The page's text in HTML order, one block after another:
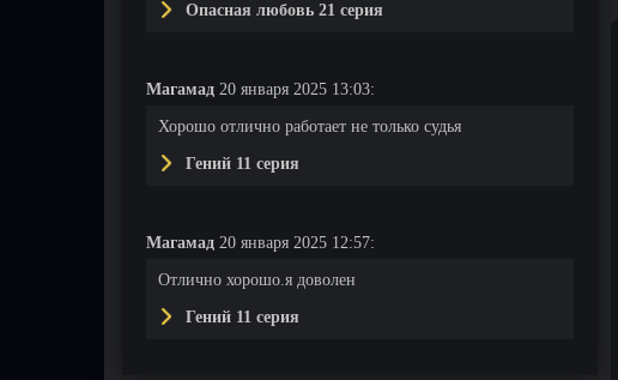
Опасная любовь 21 серия
Магамад 20 января 2025 13:03:
Хорошо отлично работает не только судья
Гений 11 серия
Магамад 20 января 2025 12:57:
Отлично хорошо.я доволен
Гений 11 серия